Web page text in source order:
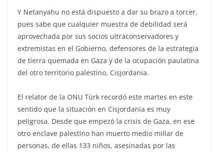
Y Netanyahu no está dispuesto a dar su brazo a torcer,
pues sabe que cualquier muestra de debilidad será
aprovechada por sus socios ultraconservadores y
extremistas en el Gobierno, defensores de la estrategia
de tierra quemada en Gaza y de la ocupación paulatina
del otro territorio palestino, Cisjordania.
El relator de la ONU Türk recordó este martes en este
sentido que la situación en Cisjordania es muy
peligrosa. Desde que empezó la crisis de Gaza, en ese
otro enclave palestino han muerto medio millar de
personas, de ellas 133 niños, asesinadas por las